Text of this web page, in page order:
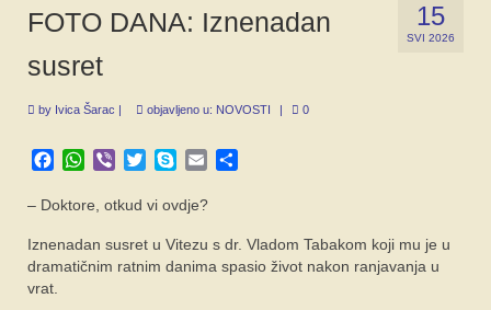
FORUM
15
SVI 2026
FOTO DANA: Iznenadan
susret
by Ivica Šarac objavljeno u: NOVOSTI 0
Facebook
WhatsApp
Viber TwitterSkypeEmail
– Doktore, otkud vi ovdje?
Iznenadan susret u Vitezu s dr. Vladom Tabakom koji mu je u
dramatičnim ratnim danima spasio život nakon ranjavanja u
vrat.